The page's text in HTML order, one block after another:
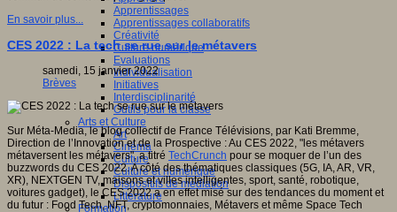
Apprentissages
Apprentissages collaboratifs
Créativité
Culture numérique
Evaluations
Individualisation
Initiatives
Interdisciplinarité
Outils pour la classe
Arts et Culture
Art
Cinéma
Culture
Culture et numérique
Dispositifs de médiation
Littérature
Formation
En savoir plus...
CES 2022 : La tech se rue sur le métavers
samedi, 15 janvier 2022
Brèves
Sur Méta-Media, le blog collectif de France Télévisions, par Kati Bremme,
Direction de l’Innovation et de la Prospective : Au CES 2022, "les métavers
métaversent les métavers", a titré TechCrunch pour se moquer de l’un des
buzzwords du CES 2022. A côté des thématiques classiques (5G, IA, AR, VR,
XR), NEXTGEN TV, maisons et villes intelligentes, sport, santé, robotique,
voitures gadget), le CES 2022 a en effet misé sur des tendances du moment et
du futur : Food Tech, NFT, cryptomonnaies, Métavers et même Space Tech